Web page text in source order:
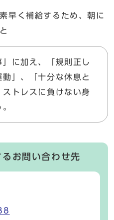
早く補給するため、朝に
こと
」に加え、「規則正し
」、「十分な休息と
トレスに負けない身
お問い合わせ先